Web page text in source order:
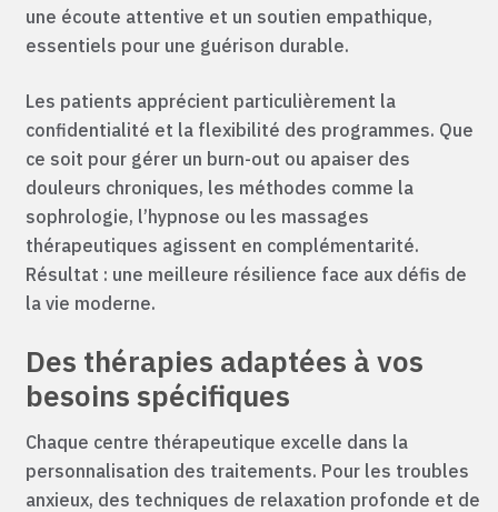
une écoute attentive et un soutien empathique,
essentiels pour une guérison durable.
Les patients apprécient particulièrement la
confidentialité et la flexibilité des programmes. Que
ce soit pour gérer un burn-out ou apaiser des
douleurs chroniques, les méthodes comme la
sophrologie, l’hypnose ou les massages
thérapeutiques agissent en complémentarité.
Résultat : une meilleure résilience face aux défis de
la vie moderne.
Des thérapies adaptées à vos
besoins spécifiques
Chaque centre thérapeutique excelle dans la
personnalisation des traitements. Pour les troubles
anxieux, des techniques de relaxation profonde et de